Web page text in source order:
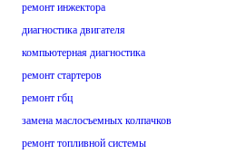
ремонт инжектора
диагностика двигателя
компьютерная диагностика
ремонт стартеров
ремонт гбц
замена маслосъемных колпачков
ремонт топливной системы